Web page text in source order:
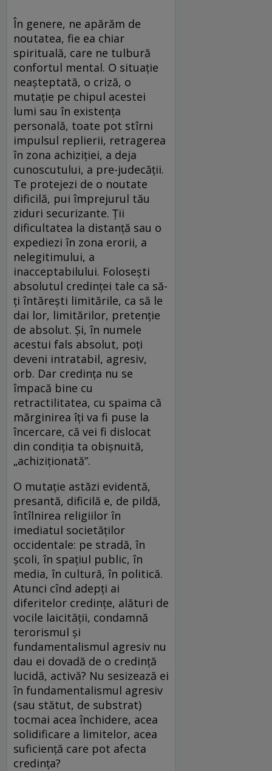
În genere, ne apărăm de
noutatea, fie ea chiar
spirituală, care ne tulbură
confortul mental. O situaţie
neaşteptată, o criză, o
mutaţie pe chipul acestei
lumi sau în existenţa
personală, toate pot stîrni
impulsul replierii, retragerea
în zona achiziţiei, a deja
cunoscutului, a pre-judecăţii.
Te protejezi de o noutate
dificilă, pui împrejurul tău
ziduri securizante. Ţii
dificultatea la distanţă sau o
expediezi în zona erorii, a
nelegitimului, a
inacceptabilului. Foloseşti
absolutul credinţei tale ca să-
ţi întăreşti limitările, ca să le
dai lor, limitărilor, pretenţie
de absolut. Şi, în numele
acestui fals absolut, poţi
deveni intratabil, agresiv,
orb. Dar credinţa nu se
împacă bine cu
retractilitatea, cu spaima că
mărginirea îţi va fi puse la
încercare, că vei fi dislocat
din condiţia ta obişnuită,
„achiziţionată”.
O mutaţie astăzi evidentă,
presantă, dificilă e, de pildă,
întîlnirea religiilor în
imediatul societăţilor
occidentale: pe stradă, în
şcoli, în spaţiul public, în
media, în cultură, în politică.
Atunci cînd adepţi ai
diferitelor credinţe, alături de
vocile laicităţii, condamnă
terorismul şi
fundamentalismul agresiv nu
dau ei dovadă de o credinţă
lucidă, activă? Nu sesizează ei
în fundamentalismul agresiv
(sau stătut, de substrat)
tocmai acea închidere, acea
solidificare a limitelor, acea
suficienţă care pot afecta
credinţa?